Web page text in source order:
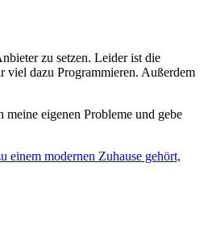
zu setzen. Leider ist die
viel dazu Programmieren. Außerdem
eigenen Probleme und gebe
einem modernen Zuhause gehört,